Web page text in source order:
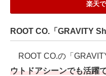
楽天
ROOT CO.「GRAVITY
ROOT CO.の「
ウトドアシーンでも活躍